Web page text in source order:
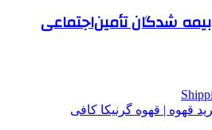
قهوه | قهوه گرنیکا کافی